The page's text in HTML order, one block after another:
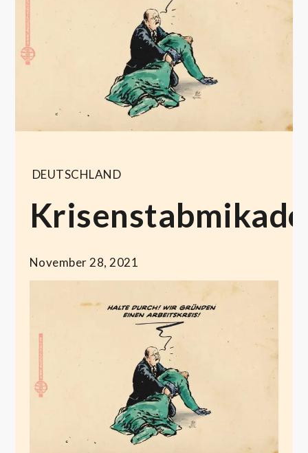
DEUTSCHLAND
Krisenstabmikado
November 28, 2021